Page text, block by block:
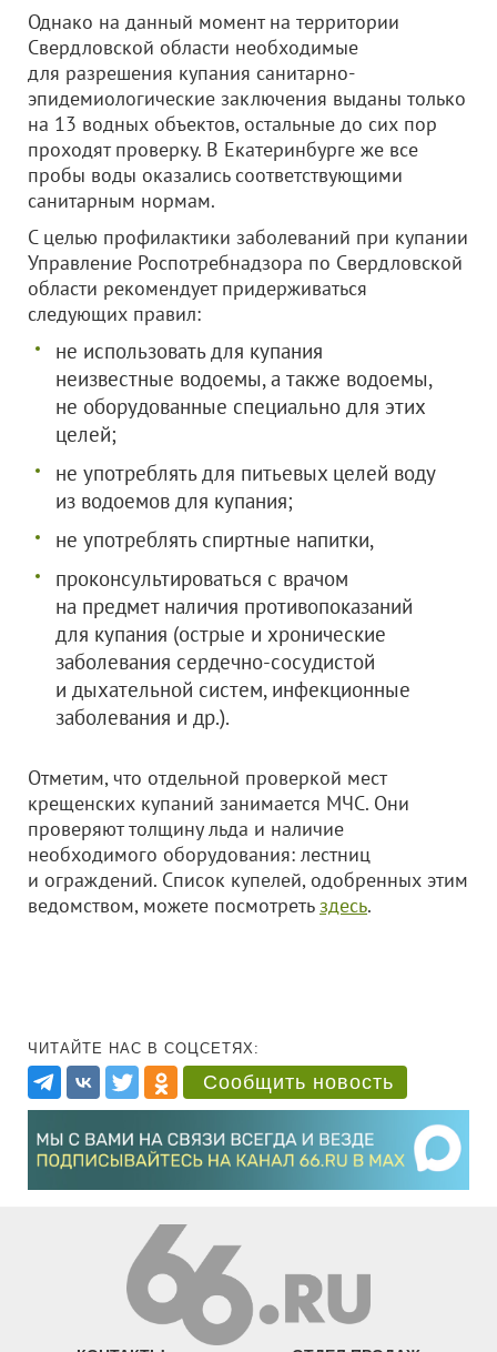
Однако на данный момент на территории
Свердловской области необходимые
для разрешения купания санитарно-
эпидемиологические заключения выданы только
на 13 водных объектов, остальные до сих пор
проходят проверку. В Екатеринбурге же все
пробы воды оказались соответствующими
санитарным нормам.
С целью профилактики заболеваний при купании
Управление Роспотребнадзора по Свердловской
области рекомендует придерживаться
следующих правил:
не использовать для купания
неизвестные водоемы, а также водоемы,
не оборудованные специально для этих
целей;
не употреблять для питьевых целей воду
из водоемов для купания;
не употреблять спиртные напитки,
проконсультироваться с врачом
на предмет наличия противопоказаний
для купания (острые и хронические
заболевания сердечно-сосудистой
и дыхательной систем, инфекционные
заболевания и др.).
Отметим, что отдельной проверкой мест
крещенских купаний занимается МЧС. Они
проверяют толщину льда и наличие
необходимого оборудования: лестниц
и ограждений. Список купелей, одобренных этим
ведомством, можете посмотретьздесь.
ЧИТАЙТЕ НАС В СОЦСЕТЯХ:
Сообщить новость